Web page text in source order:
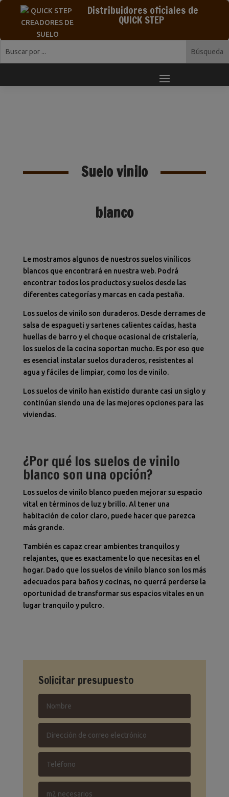
Distribuidores oficiales de
QUICK STEP
Suelo vinilo
blanco
Le mostramos algunos de nuestros suelos vinílicos
blancos que encontrará en nuestra web. Podrá
encontrar todos los productos y suelos desde las
diferentes categorías y marcas en cada pestaña.
Los suelos de vinilo son duraderos. Desde derrames de
salsa de espagueti y sartenes calientes caídas, hasta
huellas de barro y el choque ocasional de cristalería,
los suelos de la cocina soportan mucho. Es por eso que
es esencial instalar suelos duraderos, resistentes al
agua y fáciles de limpiar, como los de vinilo.
Los suelos de vinilo han existido durante casi un siglo y
continúan siendo una de las mejores opciones para las
viviendas.
¿Por qué los suelos de vinilo
blanco son una opción?
Los suelos de vinilo blanco pueden mejorar su espacio
vital en términos de luz y brillo. Al tener una
habitación de color claro, puede hacer que parezca
más grande.
También es capaz crear ambientes tranquilos y
relajantes, que es exactamente lo que necesitas en el
hogar. Dado que los suelos de vinilo blanco son los más
adecuados para baños y cocinas, no querrá perderse la
oportunidad de transformar sus espacios vitales en un
lugar tranquilo y pulcro.
Solicitar presupuesto